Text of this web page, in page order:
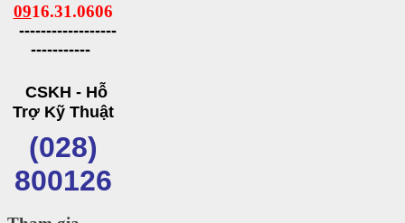
0916.31.0606
------------------
-----------
CSKH - Hỗ
Trợ Kỹ Thuật
(028)
800126